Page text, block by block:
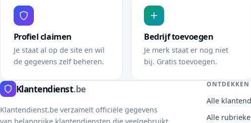
Profiel claimen
Je staat al op de site en wil
de gegevens zelf beheren.
Bedrijf toevoegen
Je merk staat er nog niet
bij. Gratis toevoegen.
Klantendienst.be
Klantendienst.be verzamelt officiële gegevens
ONTDEKKEN
Alle
Alle